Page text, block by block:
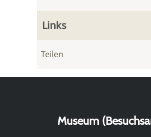
Links
Teilen
Museum